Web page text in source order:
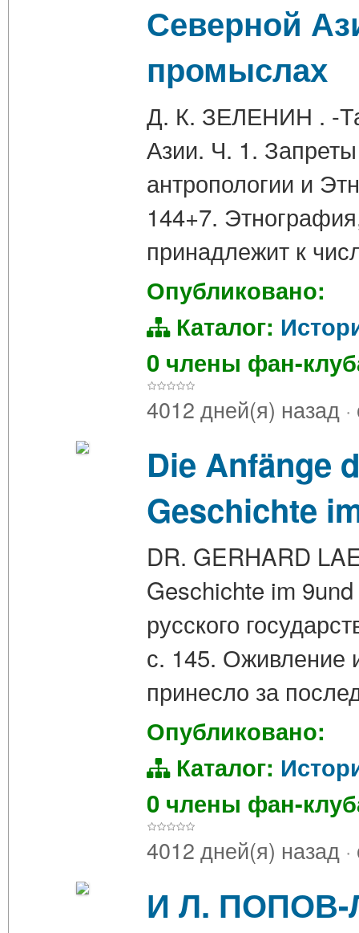
Северной
промыслах
Д. К. ЗЕЛЕНИН . -
Азии. Ч. 1.
антропологии и
144+7.
принадлежит к
Опубликовано:
Каталог:
0 члены фан-
4012 дней(я) назад ·
Die Anfänge
Geschichte
DR. GERHARD
Geschichte im
русского
с. 145. Оживление
принесло за
Опубликовано:
Каталог:
0 члены фан-
4012 дней(я) назад ·
И Л. ПОПОВ-